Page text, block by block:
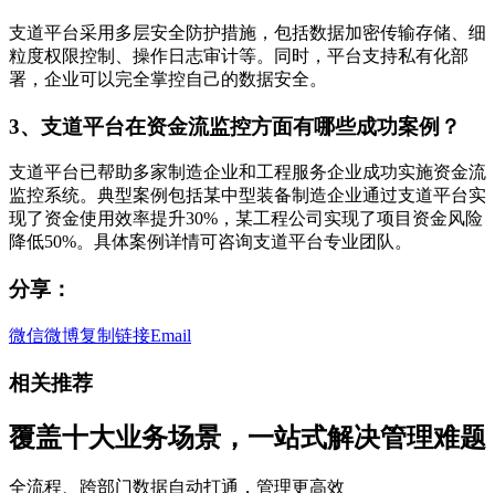
支道平台采用多层安全防护措施，包括数据加密传输存储、细
粒度权限控制、操作日志审计等。同时，平台支持私有化部
署，企业可以完全掌控自己的数据安全。
3、支道平台在资金流监控方面有哪些成功案例？
支道平台已帮助多家制造企业和工程服务企业成功实施资金流
监控系统。典型案例包括某中型装备制造企业通过支道平台实
现了资金使用效率提升30%，某工程公司实现了项目资金风险
降低50%。具体案例详情可咨询支道平台专业团队。
分享：
微信微博复制链接Email
相关推荐
覆盖十大业务场景，一站式解决管理难题
全流程、跨部门数据自动打通，管理更高效